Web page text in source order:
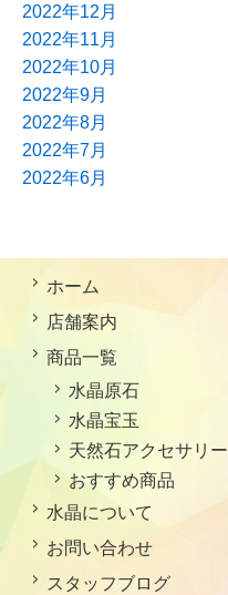
2022年12月
2022年11月
2022年10月
2022年9月
2022年8月
2022年7月
2022年6月
ホーム
店舗案内
商品一覧
水晶原石
水晶宝玉
天然石アクセサリー
おすすめ商品
水晶について
お問い合わせ
スタッフブログ